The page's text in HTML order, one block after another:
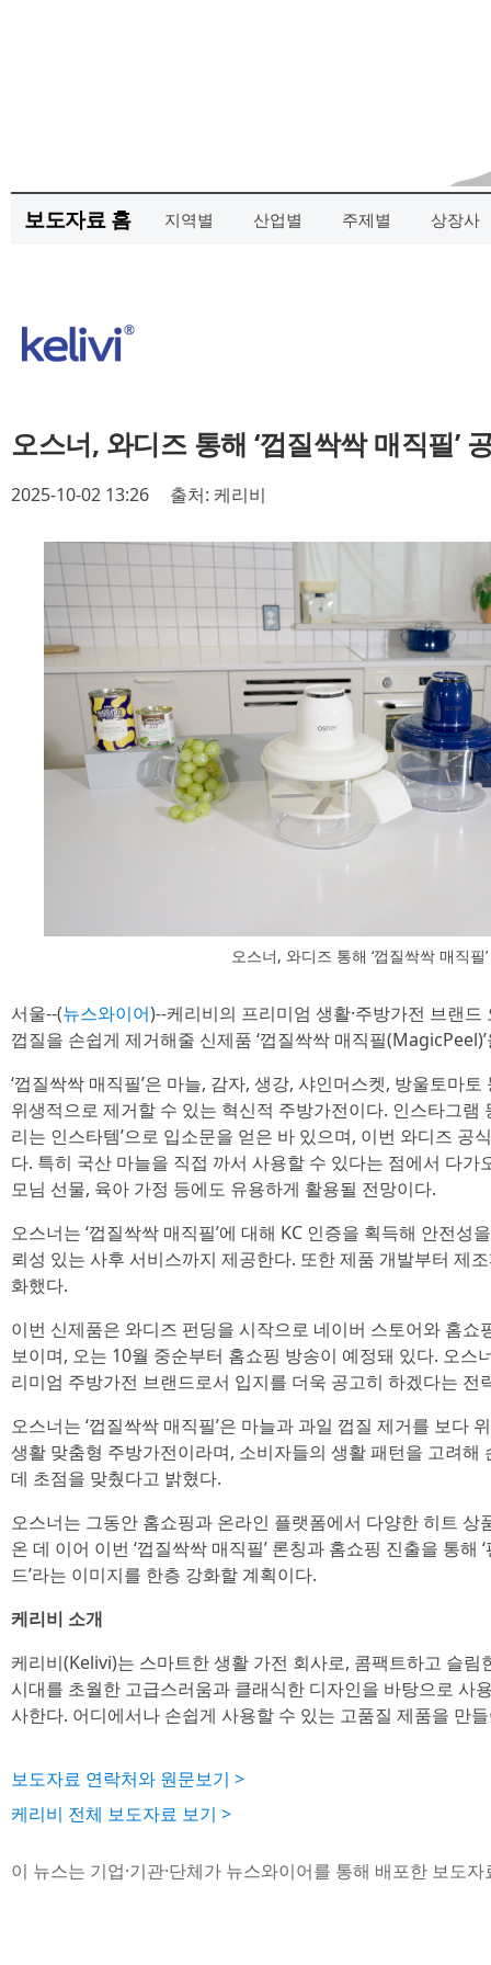
보도자료 홈 지역별 산업별 주제별 상장사
오스너, 와디즈 통해 ‘껍질싹싹 매직필’
2025-10-02 13:26 출처: 케리비
오스너, 와디즈 통해 ‘껍질싹싹 매직필
서울--(뉴스와이어)--케리비의 프리미엄 생활·주방가전 브랜
껍질을 손쉽게 제거해줄 신제품 ‘껍질싹싹 매직필
‘껍질싹싹 매직필’은 마늘, 감자, 생강, 샤인머스켓, 방울토마
위생적으로 제거할 수 있는 혁신적 주방가전이다. 인스타그램
리는 인스타템’으로 입소문을 얻은 바 있으며, 이번 와디즈 공
다. 특히 국산 마늘을 직접 까서 사용할 수 있다는 점에서 다
모님 선물, 육아 가정 등에도 유용하게 활용될 전망이다.
오스너는 ‘껍질싹싹 매직필’에 대해 KC 인증을 획득해 안전성
뢰성 있는 사후 서비스까지 제공한다. 또한 제품 개발부터 제
화했다.
이번 신제품은 와디즈 펀딩을 시작으로 네이버 스토어와 홈쇼
보이며, 오는 10월 중순부터 홈쇼핑 방송이 예정돼 있다. 오스
리미엄 주방가전 브랜드로서 입지를 더욱 공고히 하겠다는 전
오스너는 ‘껍질싹싹 매직필’은 마늘과 과일 껍질 제거를 보다
생활 맞춤형 주방가전이라며, 소비자들의 생활 패턴을 고려해
데 초점을 맞췄다고 밝혔다.
오스너는 그동안 홈쇼핑과 온라인 플랫폼에서 다양한 히트
온 데 이어 이번 ‘껍질싹싹 매직필’ 론칭과 홈쇼핑 진출을 통해
드’라는 이미지를 한층 강화할 계획이다.
케리비 소개
케리비(Kelivi)는 스마트한 생활 가전 회사로, 콤팩트하고 슬
시대를 초월한 고급스러움과 클래식한 디자인을 바탕으로 사
사한다. 어디에서나 손쉽게 사용할 수 있는 고품질 제품을 만
보도자료 연락처와 원문보기 >
케리비 전체 보도자료 보기 >
이 뉴스는 기업·기관·단체가 뉴스와이어를 통해 배포한 보도